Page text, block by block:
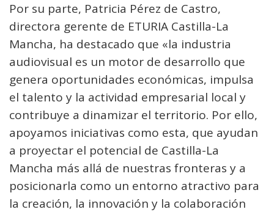
Por su parte, Patricia Pérez de Castro,
directora gerente de ETURIA Castilla-La
Mancha, ha destacado que «la industria
audiovisual es un motor de desarrollo que
genera oportunidades económicas, impulsa
el talento y la actividad empresarial local y
contribuye a dinamizar el territorio. Por ello,
apoyamos iniciativas como esta, que ayudan
a proyectar el potencial de Castilla-La
Mancha más allá de nuestras fronteras y a
posicionarla como un entorno atractivo para
la creación, la innovación y la colaboración